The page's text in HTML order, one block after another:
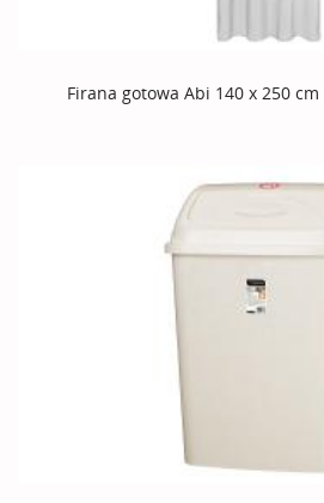
Firana gotowa Abi 140 x 250 cm